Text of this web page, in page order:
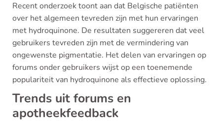
Recent onderzoek toont aan dat Belgische patiënten
over het algemeen tevreden zijn met hun ervaringen
met hydroquinone. De resultaten suggereren dat veel
gebruikers tevreden zijn met de vermindering van
ongewenste pigmentatie. Het delen van ervaringen op
forums onder gebruikers wijst op een toenemende
populariteit van hydroquinone als effectieve oplossing.
Trends uit forums en
apotheekfeedback